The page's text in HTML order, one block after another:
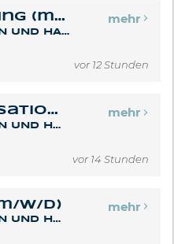
Arzt in Weiterbildung (m/w/d)
ALFRIED KRUPP VON BOHLEN UND HALBACH KRANKENHAUS GEMEINNÜTZIGE GMBH
mehr
vor 12 Stunden
Technische Sterilisationsassistenz (m/w/d)
ALFRIED KRUPP VON BOHLEN UND HALBACH KRANKENHAUS GEMEINNÜTZIGE GMBH
mehr
vor 14 Stunden
w/d)
ALFRIED KRUPP VON BOHLEN UND HALBACH KRANKENHAUS GEMEINNÜTZIGE GMBH
mehr